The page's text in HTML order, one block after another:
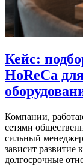
Кейс:
HoReCa
Компании,
сетями
сильный
зависит развитие
долгосрочные